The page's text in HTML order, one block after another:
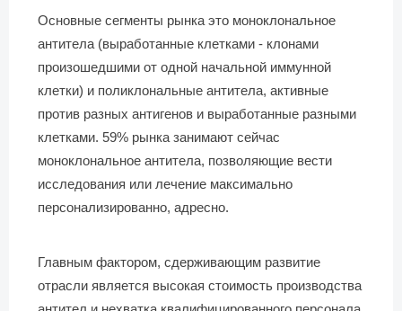
Основные сегменты рынка это моноклональное
антитела (выработанные клетками - клонами
произошедшими от одной начальной иммунной
клетки) и поликлональные антитела, активные
против разных антигенов и выработанные разными
клетками. 59% рынка занимают сейчас
моноклональное антитела, позволяющие вести
исследования или лечение максимально
персонализированно, адресно.
Главным фактором, сдерживающим развитие
отрасли является высокая стоимость производства